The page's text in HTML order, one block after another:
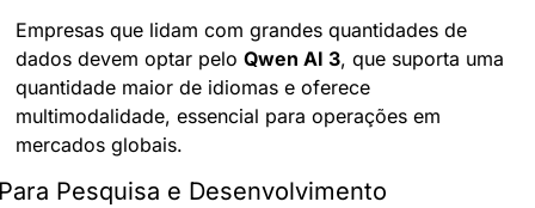
Empresas que lidam com grandes quantidades de
dados devem optar pelo Qwen AI 3, que suporta uma
quantidade maior de idiomas e oferece
multimodalidade, essencial para operações em
mercados globais.
Pesquisa e Desenvolvimento